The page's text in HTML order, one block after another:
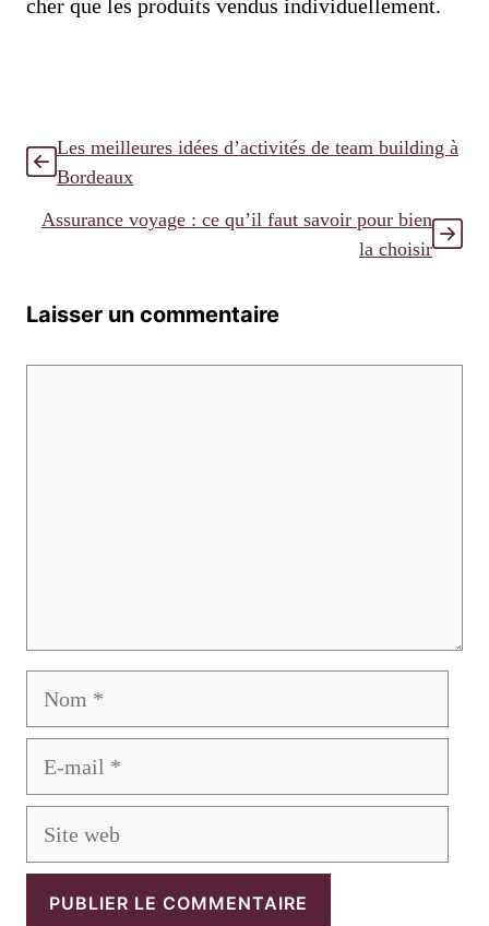
cher que les produits vendus individuellement.
Les meilleures idées d’activités de team building à
Bordeaux
Assurance voyage : ce qu’il faut savoir pour bien
la choisir
Laisser un commentaire